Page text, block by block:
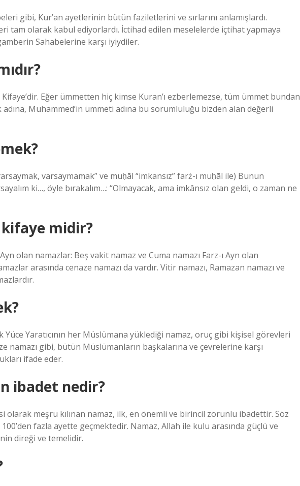
gibi, Kur’an ayetlerinin bütün faziletlerini ve sırlarını anlamışlardı.
tam olarak kabul ediyorlardı. İctihad edilen meselelerde içtihat yapmaya
Sahabelerine karşı iyiydiler.
Kifaye’dir. Eğer ümmetten hiç kimse Kuran’ı ezberlemezse, tüm ümmet bundan
Muhammed’in ümmeti adına bu sorumluluğu bizden alan değerli
ki…, öyle bırakalım…: “Olmayacak, ama imkânsız olan geldi, o zaman ne
kifaye midir?
olan namazlar: Beş vakit namaz ve Cuma namazı Farz-ı Ayn olan
arasında cenaze namazı da vardır. Vitir namazı, Ramazan namazı ve
Yüce Yaratıcının her Müslümana yüklediği namaz, oruç gibi kişisel görevleri
namazı gibi, bütün Müslümanların başkalarına ve çevrelerine karşı
ifade eder.
ibadet nedir?
olarak meşru kılınan namaz, ilk, en önemli ve birincil zorunlu ibadettir. Söz
100’den fazla ayette geçmektedir. Namaz, Allah ile kulu arasında güçlü ve
direği ve temelidir.